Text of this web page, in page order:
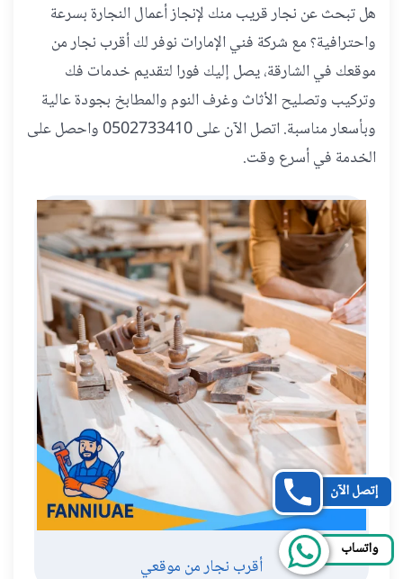
هل تبحث عن نجار قريب منك لإنجاز أعمال النجارة بسرعة
واحترافية؟ مع شركة فني الإمارات نوفر لك أقرب نجار من
موقعك في الشارقة، يصل إليك فورا لتقديم خدمات فك
وتركيب وتصليح الأثاث وغرف النوم والمطابخ بجودة عالية
وبأسعار مناسبة. اتصل الآن على 0502733410 واحصل على
الخدمة في أسرع وقت.
أقرب نجار من موقعي
إتصل الآن
واتساب